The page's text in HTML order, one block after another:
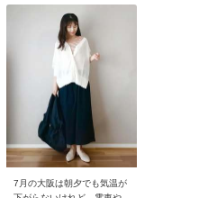
す。このとき薄手＆ふつう
丈のカーディガンを選ぶの
がコツ。かさばらず脱ぎ着
しやすいため、体温調節が
スマートに行えます。
7月の大阪は朝夕でも気温が